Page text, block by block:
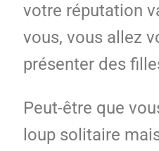
votre réputation
vous, vous allez
présenter des
Peut-être que
loup solitaire